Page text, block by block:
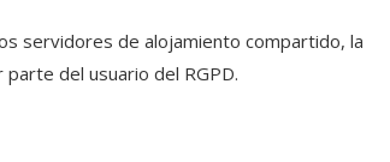
servidores de alojamiento compartido, la
del usuario del RGPD.